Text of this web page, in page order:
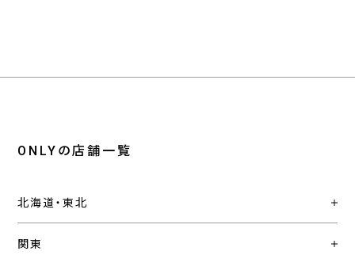
ONLYの店舗一覧
北海道・東北
関東